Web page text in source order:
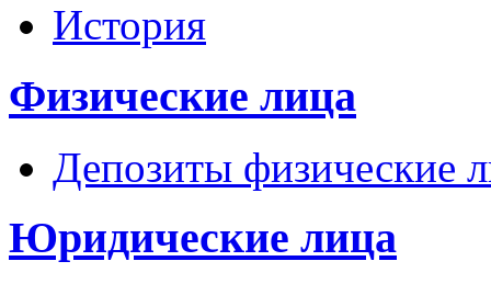
История
Физические лица
Депозиты физические
Юридические лица